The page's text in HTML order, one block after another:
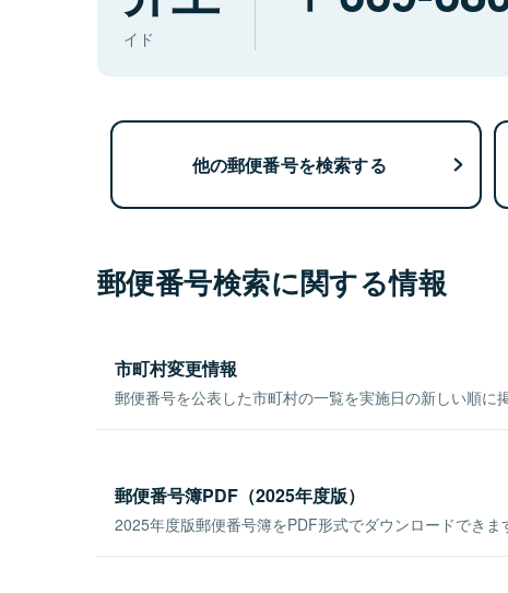
イド
他の郵便番号を検索する
郵便番号検索に関する情報
市町村変更情報
郵便番号を公表した市町村の一覧を実施日の新しい順に
郵便番号簿PDF（2025年度版）
2025年度版郵便番号簿をPDF形式でダウンロードできま